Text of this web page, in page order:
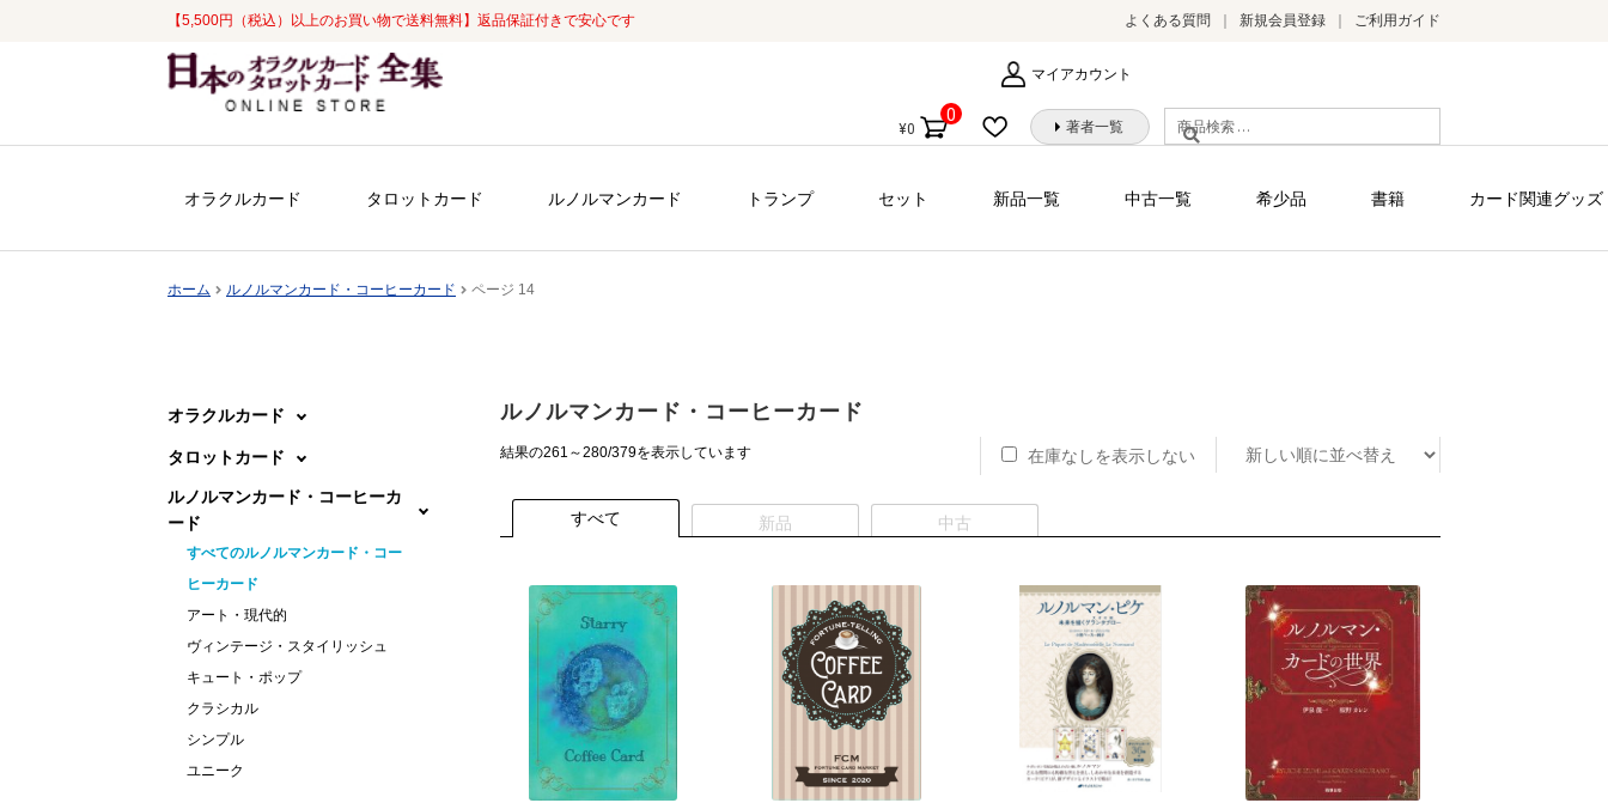
【5,500円（税込）以上のお買い物で送料無料】返品保証付きで安心です よくある質問 新規会員登録 ご利用ガイド
ナ
ビ
ン
コ
ン
ス
マイアカウント
検
索
象:
著者一覧
¥0
0
個
オラクルカード タロットカード ルノルマンカード トランプ セット 新品一覧 中古一覧 希少品 書籍 カード関連グッズ
ホーム ルノルマンカード・コーヒーカード ページ 14
ルノルマンカード・コーヒーカード
結果の261～280/379を表示しています新
順
在庫なしを表示しない
すべて 新品 中古
オラクルカード
タロットカード
ルノルマンカード・コーヒーカ
ード
すべてのルノルマンカード・コー
ヒーカード
アート・現代的
ヴィンテージ・スタイリッシュ
キュート・ポップ
クラシカル
シンプル
ユニーク